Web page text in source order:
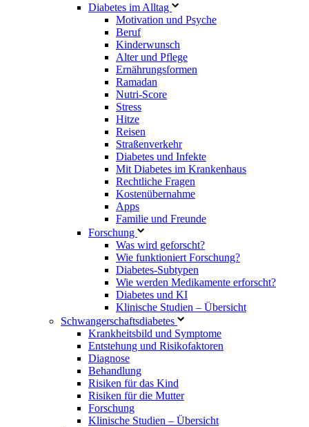
Diabetes im Alltag
Motivation und Psyche
Beruf
Kinderwunsch
Alter und Pflege
Ernährungsformen
Ramadan
Nutri-Score
Stress
Hitze
Reisen
Straßenverkehr
Diabetes und Infekte
Mit Diabetes im Krankenhaus
Rechtliche Fragen
Kostenübernahme
Apps
Familie und Freunde
Forschung
Was wird geforscht?
Wie funktioniert Forschung?
Diabetes-Subtypen
Wie werden Medikamente erforscht?
Diabetes und KI
Klinische Studien – Übersicht
Schwangerschaftsdiabetes
Krankheitsbild und Symptome
Entstehung und Risikofaktoren
Diagnose
Behandlung
Risiken für das Kind
Risiken für die Mutter
Forschung
Klinische Studien – Übersicht